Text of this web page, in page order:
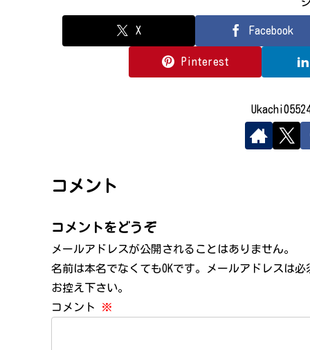
X Facebook
Pinterest
コメント
コメントをどうぞ
メールアドレスが公開されることはありません。
名前は本名でなくてもOKです。メールアドレスは
お控え下さい。
コメント
※